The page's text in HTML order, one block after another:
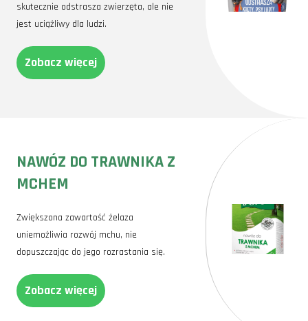
skutecznie odstrasza zwierzęta, ale nie
jest uciążliwy dla ludzi.
Zobacz więcej
NAWÓZ DO TRAWNIKA Z
MCHEM
Zwiększona zawartość żelaza
uniemożliwia rozwój mchu, nie
dopuszczając do jego rozrastania się.
Zobacz więcej